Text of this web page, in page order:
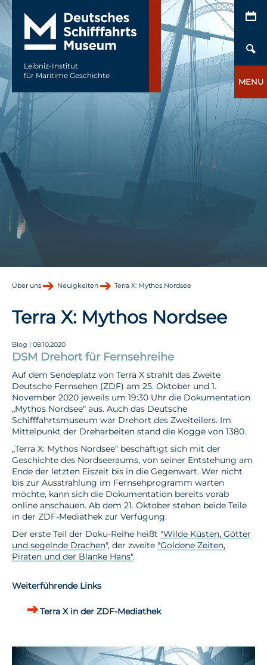
Leibniz-Institut
für Maritime Geschichte
MENU
Über uns Neuigkeiten Terra X: Mythos Nordsee
Terra X: Mythos Nordsee
Blog | 08.10.2020
DSM Drehort für Fernsehreihe
Auf dem Sendeplatz von Terra X strahlt das Zweite
Deutsche Fernsehen (ZDF) am 25. Oktober und 1.
November 2020 jeweils um 19:30 Uhr die Dokumentation
„Mythos Nordsee“ aus. Auch das Deutsche
Schifffahrtsmuseum war Drehort des Zweiteilers. Im
Mittelpunkt der Dreharbeiten stand die Kogge von 1380.
„Terra X: Mythos Nordsee“ beschäftigt sich mit der
Geschichte des Nordseeraums, von seiner Entstehung am
Ende der letzten Eiszeit bis in die Gegenwart. Wer nicht
bis zur Ausstrahlung im Fernsehprogramm warten
möchte, kann sich die Dokumentation bereits vorab
online anschauen. Ab dem 21. Oktober stehen beide Teile
in der ZDF-Mediathek zur Verfügung.
Der erste Teil der Doku-Reihe heißt "Wilde Küsten, Götter
und segelnde Drachen", der zweite "Goldene Zeiten,
Piraten und der Blanke Hans".
Weiterführende Links
Terra X in der ZDF-Mediathek